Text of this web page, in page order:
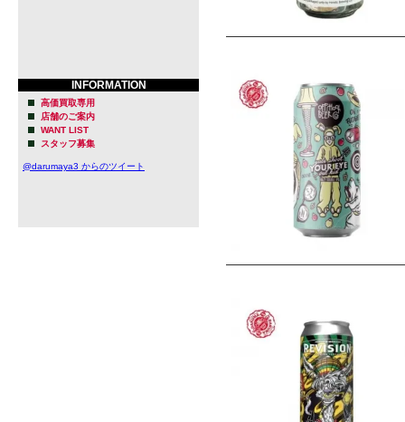
INFORMATION
高価買取専用
店舗のご案内
WANT LIST
スタッフ募集
@darumaya3 からのツイート